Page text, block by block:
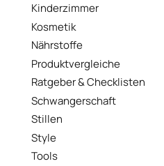
Kinderzimmer
Kosmetik
Nährstoffe
Produktvergleiche
Ratgeber & Checklisten
Schwangerschaft
Stillen
Style
Tools